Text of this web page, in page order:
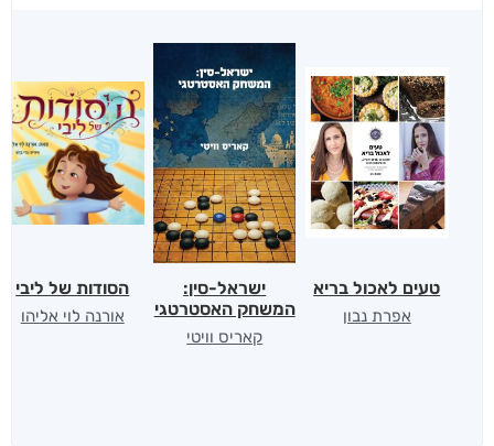
טעים לאכול בריא
אפרת נבון
ישראל-סין:
המשחק האסטרטגי
קאריס וויטי
הסודות של ליבי
אורנה לוי אליהו